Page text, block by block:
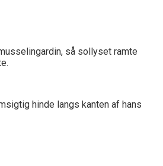
så sollyset ramte
hinde langs kanten af hans